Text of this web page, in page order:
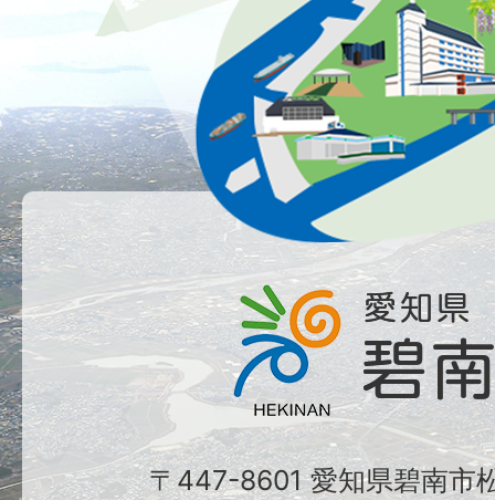
〒447-8601 愛知県碧南市